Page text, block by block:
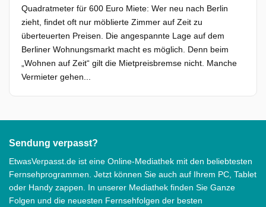
Quadratmeter für 600 Euro Miete: Wer neu nach Berlin
zieht, findet oft nur möblierte Zimmer auf Zeit zu
überteuerten Preisen. Die angespannte Lage auf dem
Berliner Wohnungsmarkt macht es möglich. Denn beim
„Wohnen auf Zeit“ gilt die Mietpreisbremse nicht. Manche
Vermieter gehen...
Sendung verpasst?
EtwasVerpasst.de ist eine Online-Mediathek mit den beliebtesten
Fernsehprogrammen. Jetzt können Sie auch auf Ihrem PC, Tablet
oder Handy zappen. In unserer Mediathek finden Sie Ganze
Folgen und die neuesten Fernsehfolgen der besten